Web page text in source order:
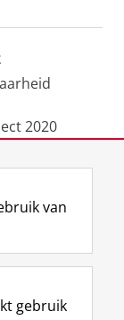
2020
I
n
t
Y
o
T
van
gebruik